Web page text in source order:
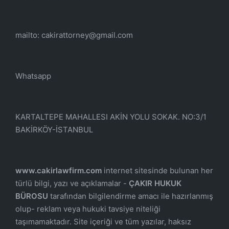
mailto: cakirattorney@gmail.com
Whatsapp
KARTALTEPE MAHALLESI AKİN YOLU SOKAK. NO:3/1
BAKİRKÖY-İSTANBUL
www.cakirlawfirm.com internet sitesinde bulunan her
türlü bilgi, yazı ve açıklamalar - ÇAKIR HUKUK
BÜROSU tarafından bilgilendirme amacı ile hazırlanmış
olup- reklam veya hukuki tavsiye niteliği
taşımamaktadır. Site içeriği ve tüm yazılar, haksız